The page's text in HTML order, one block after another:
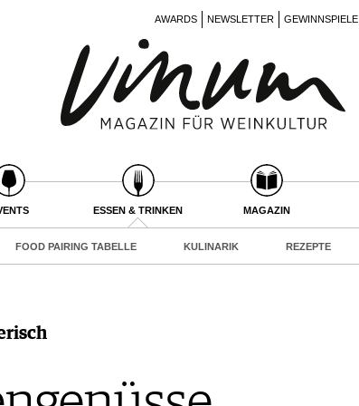
AWARDS NEWSLETTER GEWINNSPIELE
ESSEN & TRINKEN MAGAZIN
FOOD PAIRING TABELLE KULINARIK REZEPTE